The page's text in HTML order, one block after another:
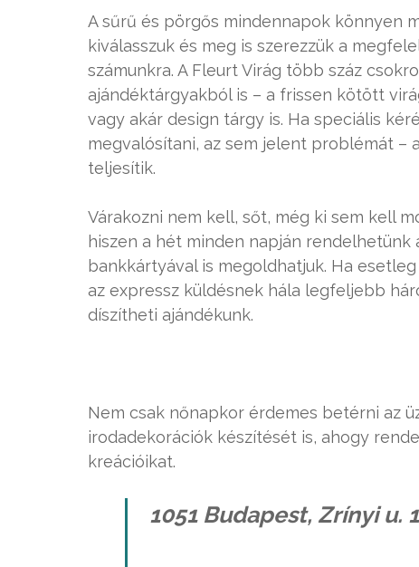
A sűrű és pörgős mindennapok könnyen
kiválasszuk és meg is szerezzük a
számunkra. A Fleurt Virág több száz
ajándéktárgyakból is – a frissen kötött
vagy akár design tárgy is. Ha speciális
megvalósítani, az sem jelent problémát –
teljesítik.
Várakozni nem kell, sőt, még ki sem kell
hiszen a hét minden napján
bankkártyával is megoldhatjuk. Ha
az expressz küldésnek hála legfeljebb
díszítheti ajándékunk.
Nem csak nőnapkor érdemes betérni az
irodadekorációk készítését is, ahogy
kreációikat.
1051 Budapest, Zrínyi u.